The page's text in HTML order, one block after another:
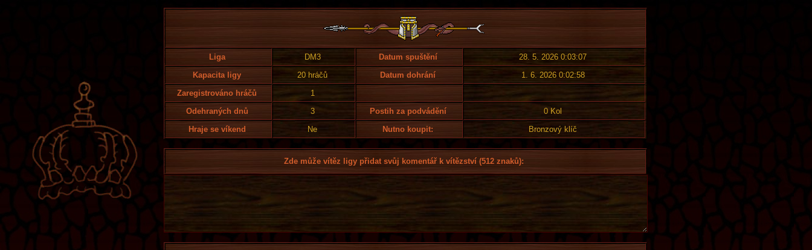
Liga DM3 Datum spuštění
28. 5. 2026 0:03:07
Kapacita ligy
20 hráčů Datum dohrání
1. 6. 2026 0:02:58
Zaregistrováno hráčů
1
Odehraných dnů
3 Postih za podvádění
0 Kol
Hraje se víkend
Ne Nutno koupit: Bronzový klíč
Zde může vítěz ligy přidat svůj komentář k vítězství (512 znaků):